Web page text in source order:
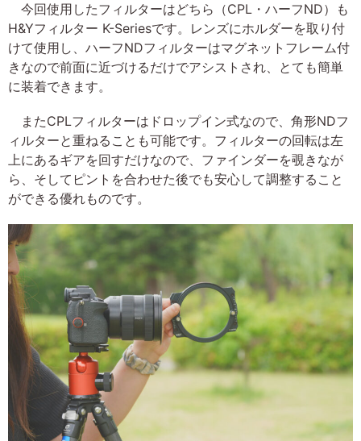
今回使用したフィルターはどちら（CPL・ハーフND）も
H&Yフィルター K-Seriesです。レンズにホルダーを取り付
けて使用し、ハーフNDフィルターはマグネットフレーム付
きなので前面に近づけるだけでアシストされ、とても簡単
に装着できます。
またCPLフィルターはドロップイン式なので、角形NDフ
ィルターと重ねることも可能です。フィルターの回転は左
上にあるギアを回すだけなので、ファインダーを覗きなが
ら、そしてピントを合わせた後でも安心して調整すること
ができる優れものです。